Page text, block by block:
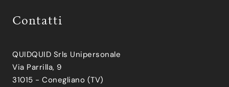
Contatti
QUIDQUID Srls Unipersonale
Via Parrilla, 9
31015 - Conegliano (TV)